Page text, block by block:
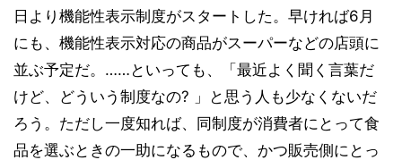
日より機能性表示制度がスタートした。早ければ6月
にも、機能性表示対応の商品がスーパーなどの店頭に
並ぶ予定だ。……といっても、「最近よく聞く言葉だ
けど、どういう制度なの? 」と思う人も少なくないだ
ろう。ただし一度知れば、同制度が消費者にとって食
品を選ぶときの一助になるもので、かつ販売側にとっ